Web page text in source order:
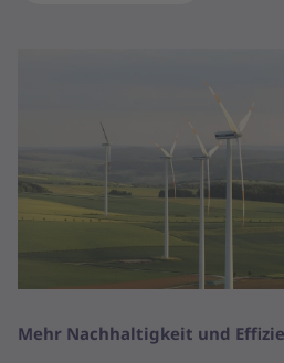
Mehr Nachhaltigkeit und